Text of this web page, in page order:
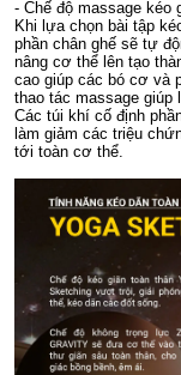
- Chế độ massage kéo
Khi lựa chọn bài tập
phần chân ghế sẽ tự
nâng cơ thể lên tạo
cao giúp các bó cơ và
thao tác massage
Các túi khí cố định
làm giảm các triệu
tới toàn cơ thể.